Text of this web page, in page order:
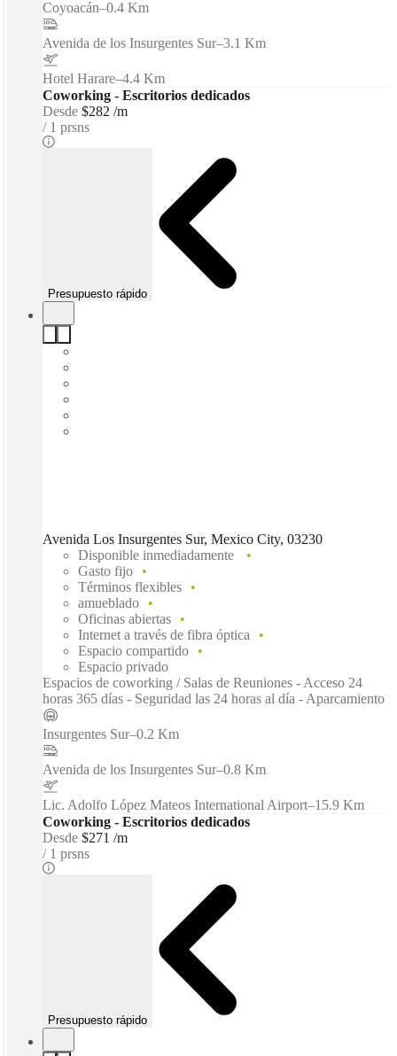
Coyoacán–0.4 Km
Avenida de los Insurgentes Sur–3.1 Km
Hotel Harare–4.4 Km
Coworking - Escritorios dedicados
Desde $282 /m
1 prsns
Presupuesto rápido
Avenida Los Insurgentes Sur, Mexico City, 03230
Disponible inmediadamente
Gasto fijo
Términos flexibles
amueblado
Oficinas abiertas
Internet a través de fibra óptica
Espacio compartido
Espacio privado
Espacios de coworking / Salas de Reuniones - Acceso 24
horas 365 días - Seguridad las 24 horas al día - Aparcamiento
Insurgentes Sur–0.2 Km
Avenida de los Insurgentes Sur–0.8 Km
Lic. Adolfo López Mateos International Airport–15.9 Km
Coworking - Escritorios dedicados
Desde $271 /m
1 prsns
Presupuesto rápido